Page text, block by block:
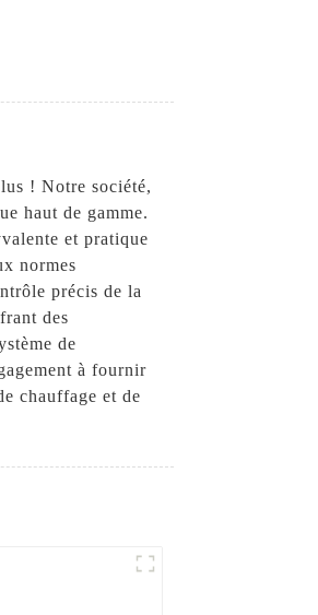
! Notre société,
haut de gamme.
et pratique
normes
précis de la
des
de
à fournir
chauffage et de